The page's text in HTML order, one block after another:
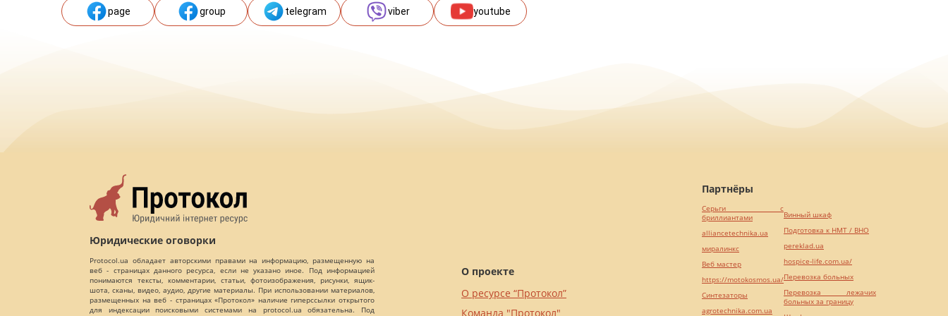
page group telegram viber youtube
Юридические оговорки
Protocol.ua обладает авторскими правами на информацию, размещенную на
веб - страницах данного ресурса, если не указано иное. Под информацией
понимаются тексты, комментарии, статьи, фотоизображения, рисунки, ящик-
шота, сканы, видео, аудио, другие материалы. При использовании материалов,
размещенных на веб - страницах «Протокол» наличие гиперссылки открытого
для индексации поисковыми системами на protocol.ua обязательна. Под
О проекте
О ресурсе “Протокол”
Команда "Протокол"
Партнёры
Серьги с
бриллиантами
alliancetechnika.ua
миралинкс
Веб мастер
https://motokosmos.ua/
Синтезаторы
agrotechnika.com.ua
Винный шкаф
Подготовка к НМТ / ВНО
pereklad.ua
hospice-life.com.ua/
Перевозка больных
Перевозка лежачих
больных за границу